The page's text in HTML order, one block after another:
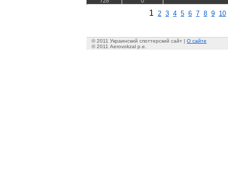
1 2 3 4 5 6 7 8 9 10
© 2011 Украинский споттерский сайт | О сайте
© 2011 Aerovokzal p.e.